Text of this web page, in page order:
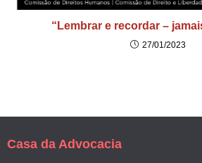
“Lembrar e recordar –
27/01/2023
Casa da Advocacia